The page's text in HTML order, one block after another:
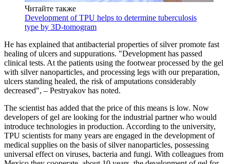
Читайте также
Development of TPU helps to determine tuberculosis
type by 3D-tomogram
He has explained that antibacterial properties of silver promote fast
healing of ulcers and suppurations. "Development has passed
clinical tests. At the patients using the footwear processed by the gel
with silver nanoparticles, and processing legs with our preparation,
ulcers standing healed, the risk of amputations considerably
decreased", – Pestryakov has noted.
The scientist has added that the price of this means is low. Now
developers of gel are looking for the industrial partner who would
introduce technologies in production. According to the university,
TPU scientists for many years are engaged in the development of
medical supplies on the basis of silver nanoparticles, possessing
universal effect on viruses, bacteria and fungi. With colleagues from